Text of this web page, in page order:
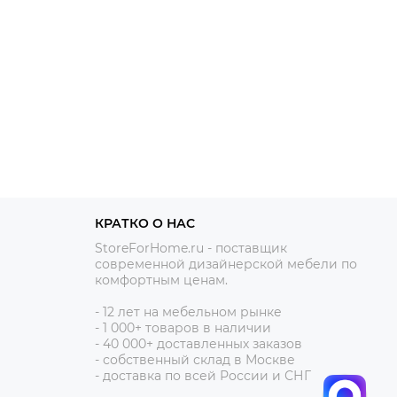
КРАТКО О НАС
StoreForHome.ru - поставщик
современной дизайнерской мебели по
комфортным ценам.
- 12 лет на мебельном рынке
- 1 000+ товаров в наличии
- 40 000+ доставленных заказов
- собственный склад в Москве
- доставка по всей России и СНГ